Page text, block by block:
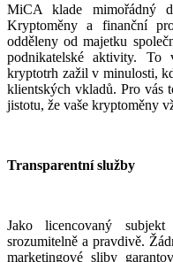
MiCA klade mimořádný
Kryptoměny a finanční
odděleny od majetku
podnikatelské aktivity. To
kryptotrh zažil v minulosti,
klientských vkladů. Pro vás
jistotu, že vaše kryptoměny
Transparentní služby
Jako licencovaný
srozumitelně a pravdivě.
marketingové sliby